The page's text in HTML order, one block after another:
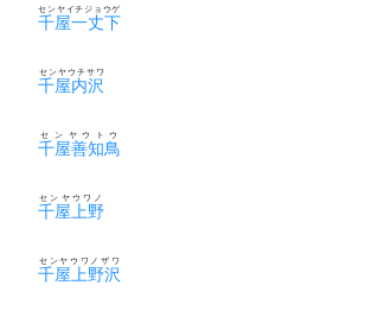
千屋一丈下
センヤイチジョウゲ
千屋内沢
センヤウチサワ
千屋善知鳥
センヤウトウ
千屋上野
センヤウワノ
千屋上野沢
センヤウワノザワ